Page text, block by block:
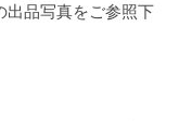
出品写真をご参照下